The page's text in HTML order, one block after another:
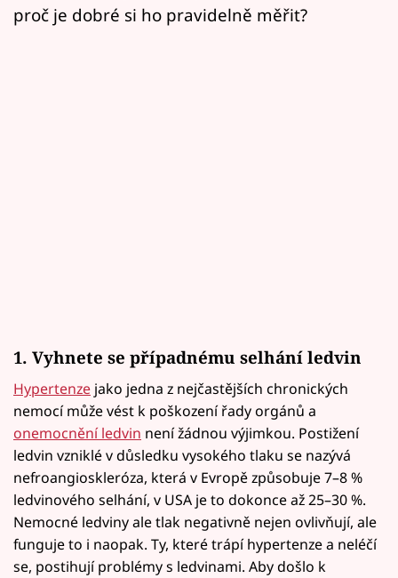
proč je dobré si ho pravidelně měřit?
1. Vyhnete se případnému selhání ledvin
Hypertenze jako jedna z nejčastějších chronických
nemocí může vést k poškození řady orgánů a
onemocnění ledvin není žádnou výjimkou. Postižení
ledvin vzniklé v důsledku vysokého tlaku se nazývá
nefroangioskleróza, která v Evropě způsobuje 7–8 %
ledvinového selhání, v USA je to dokonce až 25–30 %.
Nemocné ledviny ale tlak negativně nejen ovlivňují, ale
funguje to i naopak. Ty, které trápí hypertenze a neléčí
se, postihují problémy s ledvinami. Aby došlo k